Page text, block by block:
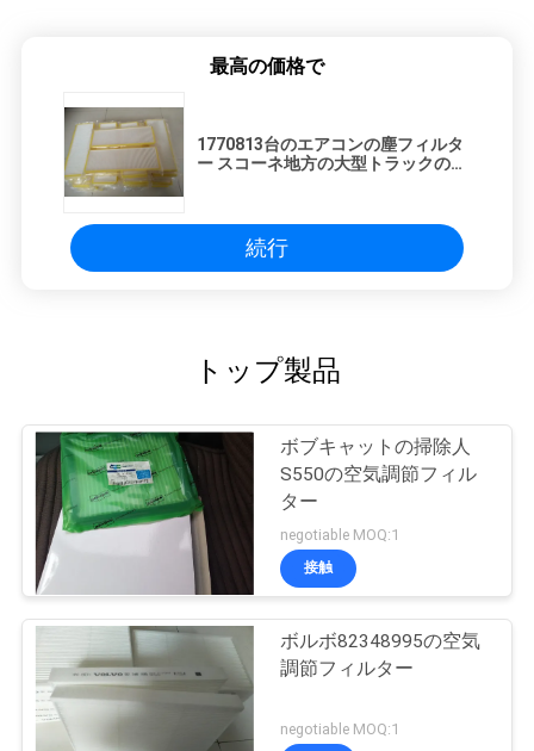
最高の価格で
1770813台のエアコンの塵フィルタ
ー スコーネ地方の大型トラックの屋
続行
トップ製品
ボブキャットの掃除人
S550の空気調節フィル
ター
negotiable MOQ:1
接触
ボルボ82348995の空気
調節フィルター
negotiable MOQ:1